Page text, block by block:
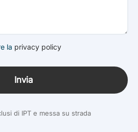
la privacy policy
Invia
di IPT e messa su strada